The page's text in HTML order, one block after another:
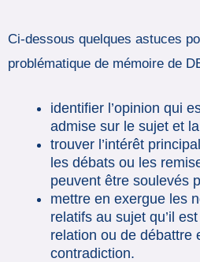
Ci-dessous quelques astuces
problématique de mémoire de
identifier l’opinion qui
admise sur le sujet et
trouver l’intérêt
les débats ou les
peuvent être soulevés
mettre en exergue les
relatifs au sujet qu’il
relation ou de débattre
contradiction.